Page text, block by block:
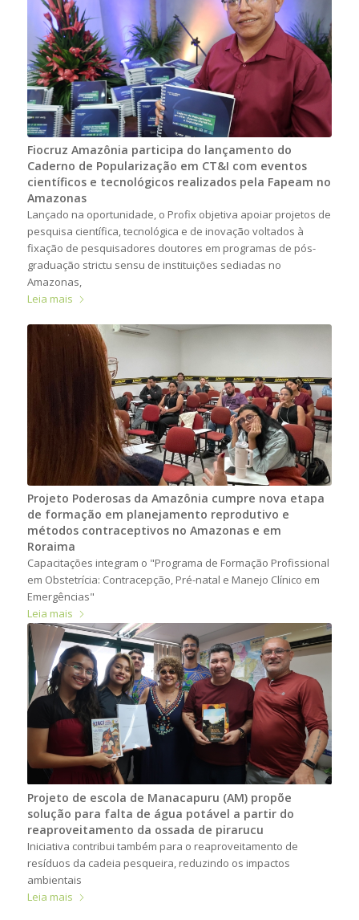
Fiocruz Amazônia participa do lançamento do
Caderno de Popularização em CT&I com eventos
científicos e tecnológicos realizados pela Fapeam no
Amazonas
Lançado na oportunidade, o Profix objetiva apoiar projetos de
pesquisa científica, tecnológica e de inovação voltados à
fixação de pesquisadores doutores em programas de pós-
graduação strictu sensu de instituições sediadas no
Amazonas,
Leia mais
Projeto Poderosas da Amazônia cumpre nova etapa
de formação em planejamento reprodutivo e
métodos contraceptivos no Amazonas e em
Roraima
Capacitações integram o "Programa de Formação Profissional
em Obstetrícia: Contracepção, Pré-natal e Manejo Clínico em
Emergências"
Leia mais
Projeto de escola de Manacapuru (AM) propõe
solução para falta de água potável a partir do
reaproveitamento da ossada de pirarucu
Iniciativa contribui também para o reaproveitamento de
resíduos da cadeia pesqueira, reduzindo os impactos
ambientais
Leia mais